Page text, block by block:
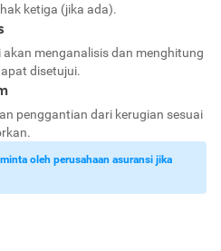
ketiga (jika ada).
menganalisis dan menghitung
disetujui.
penggantian dari kerugian sesuai
oleh perusahaan asuransi jika